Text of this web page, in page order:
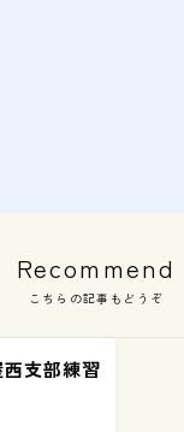
Recommend
こちらの記事もどうぞ
支部練習